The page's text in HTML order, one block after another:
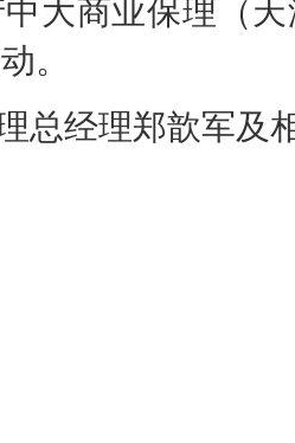
大商业保理（
。
总经理郑歆军及